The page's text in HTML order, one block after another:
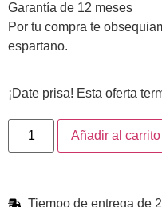
Garantía de 12 meses
Por tu compra te
espartano.
¡Date prisa! Esta oferta
Añadir al carrito
Tiempo de entrega de